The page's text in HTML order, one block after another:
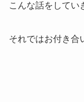
こんな話をしてい
それではお付き合